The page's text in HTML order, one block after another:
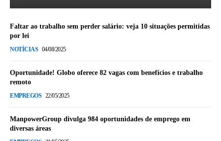
Faltar ao trabalho sem perder salário: veja 10 situações permitidas
por lei
NOTÍCIAS 04/08/2025
Oportunidade! Globo oferece 82 vagas com benefícios e trabalho
remoto
EMPREGOS 22/05/2025
ManpowerGroup divulga 984 oportunidades de emprego em
diversas áreas